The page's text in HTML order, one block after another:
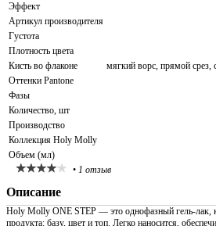
Эффект
Артикул производителя
Густота
Плотность цвета
Кисть во флаконе
мягкий ворс, прямой срез,
Оттенки Pantone
Фазы
Количество, шт
Производство
Коллекция Holy Molly
Объем (мл)
• 1 отзыв
Описание
Holy Molly ONE STEP — это однофазный гель-лак,
продукта: базу, цвет и топ. Легко наносится,